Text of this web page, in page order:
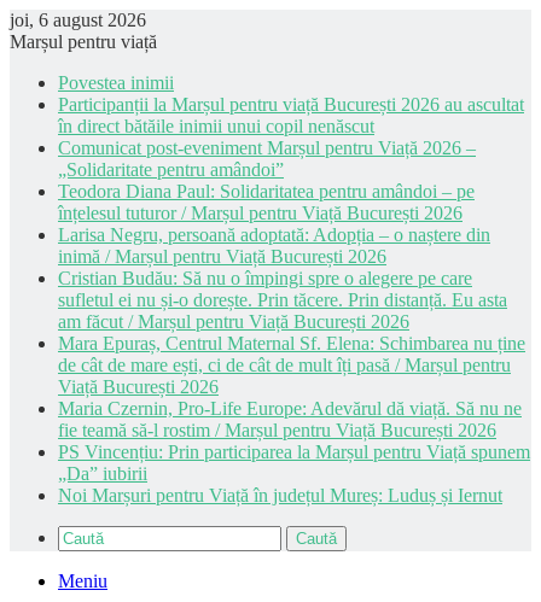
joi, 6 august 2026
Marșul pentru viață
Povestea inimii
Participanții la Marșul pentru viață București 2026 au ascultat
în direct bătăile inimii unui copil nenăscut
Comunicat post-eveniment Marșul pentru Viață 2026 –
„Solidaritate pentru amândoi”
Teodora Diana Paul: Solidaritatea pentru amândoi – pe
înțelesul tuturor / Marșul pentru Viață București 2026
Larisa Negru, persoană adoptată: Adopția – o naștere din
inimă / Marșul pentru Viață București 2026
Cristian Budău: Să nu o împingi spre o alegere pe care
sufletul ei nu și-o dorește. Prin tăcere. Prin distanță. Eu asta
am făcut / Marșul pentru Viață București 2026
Mara Epuraș, Centrul Maternal Sf. Elena: Schimbarea nu ține
de cât de mare ești, ci de cât de mult îți pasă / Marșul pentru
Viață București 2026
Maria Czernin, Pro-Life Europe: Adevărul dă viață. Să nu ne
fie teamă să-l rostim / Marșul pentru Viață București 2026
PS Vincențiu: Prin participarea la Marșul pentru Viață spunem
„Da” iubirii
Noi Marșuri pentru Viață în județul Mureș: Luduș și Iernut
Caută
Meniu